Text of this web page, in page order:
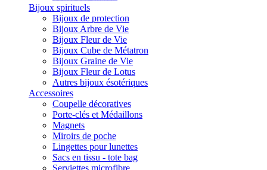
Bijoux spirituels
Bijoux de protection
Bijoux Arbre de Vie
Bijoux Fleur de Vie
Bijoux Cube de Métatron
Bijoux Graine de Vie
Bijoux Fleur de Lotus
Autres bijoux ésotériques
Accessoires
Coupelle décoratives
Porte-clés et Médaillons
Magnets
Miroirs de poche
Lingettes pour lunettes
Sacs en tissu - tote bag
Serviettes microfibre